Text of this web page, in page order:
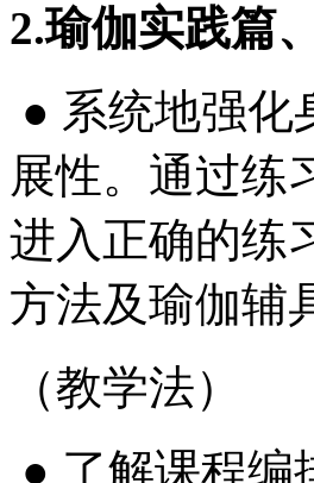
2.瑜伽实践篇
● 系统地强化
展性。通过练
进入正确的练
方法及瑜伽辅
（教学法）
● 了解课程编